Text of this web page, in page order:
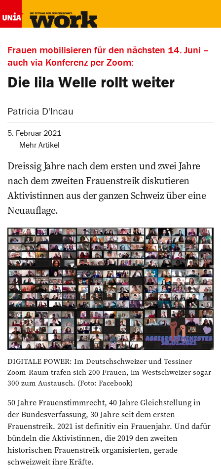
Frauen mobilisieren für den nächsten 14. Juni –
auch via Konferenz per Zoom:
Die lila Welle rollt weiter
Patricia D'Incau
5. Februar 2021
Mehr Artikel
Dreissig Jahre nach dem ersten und zwei Jahre
nach dem zweiten Frauenstreik diskutieren
Aktivistinnen aus der ganzen Schweiz über eine
Neuauflage.
DIGITALE POWER: Im Deutschschweizer und Tessiner
Zoom-Raum trafen sich 200 Frauen, im Westschweizer sogar
300 zum Austausch. (Foto: Facebook)
50 Jahre Frauenstimmrecht, 40 Jahre Gleichstellung in
der Bundesverfassung, 30 Jahre seit dem ersten
Frauenstreik. 2021 ist definitiv ein Frauenjahr. Und dafür
bündeln die Aktivistinnen, die 2019 den zweiten
historischen Frauenstreik organisierten, gerade
schweizweit ihre Kräfte.